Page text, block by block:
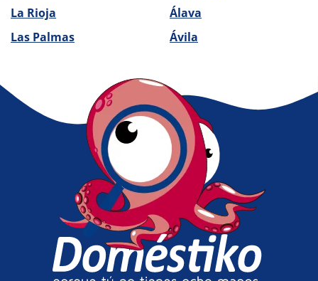
La Rioja
Las Palmas
Álava
Ávila